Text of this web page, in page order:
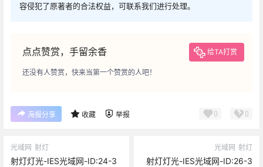
容侵犯了原著者的合法权益，可联系我们进行处理。
点点赞赏，手留余香 给TA打赏
还没有人赞赏，快来当第一个赞赏的人吧！
海报分享 收藏 举报 0 0
光域网 射灯
射灯灯光-IES光域网-ID:24-3
光域网 射灯
射灯灯光-IES光域网-ID:26-3